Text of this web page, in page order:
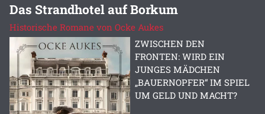
Das Strandhotel auf Borkum
Historische Romane von Ocke Aukes
ZWISCHEN DEN
FRONTEN: WIRD EIN
JUNGES MÄDCHEN
„BAUERNOPFER“ IM SPIEL
UM GELD UND MACHT?